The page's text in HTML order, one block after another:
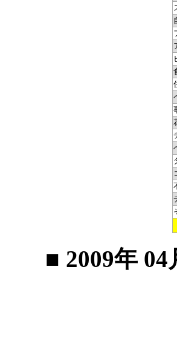
■ 2009年